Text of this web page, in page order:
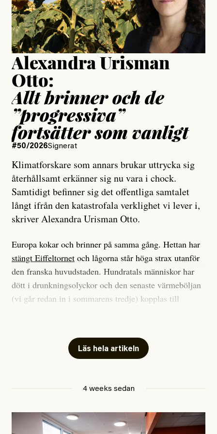
Publicerad15 July, 2026
Uppdaterad15 July, 2026
Alexandra Urisman
Otto:
Allt brinner och de
”progressiva”
fortsätter som vanligt
#50/2026Signerat
Klimatforskare som annars brukar uttrycka sig
återhållsamt erkänner sig nu vara i chock.
Samtidigt befinner sig det offentliga samtalet
långt ifrån den katastrofala verklighet vi lever i,
skriver Alexandra Urisman Otto.
Europa kokar och brinner på samma gång. Hettan har
stängt Eiffeltornet och lågorna står höga strax utanför
den franska huvudstaden. Hundratals människor har
dött i drunkningsolyckor och den senaste värmeböljan
(vi går redan in i sommarens tredje) kopplas till
Har du också panik i hettan? Känns det som en
mardröm? Bra, allt annat vore fullständigt orimligt.
att han brukar vara ganska återhållsam när han
september 2023, när de globala temperaturerna för
månaden visade sig vara hela 0,5 °C varmare än någon
Läs hela artikeln
4 weeks sedan